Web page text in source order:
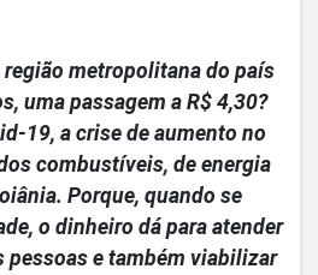
região metropolitana do país
uma passagem a R$ 4,30?
19, a crise de aumento no
combustíveis, de energia
Porque, quando se
o dinheiro dá para atender
pessoas e também viabilizar